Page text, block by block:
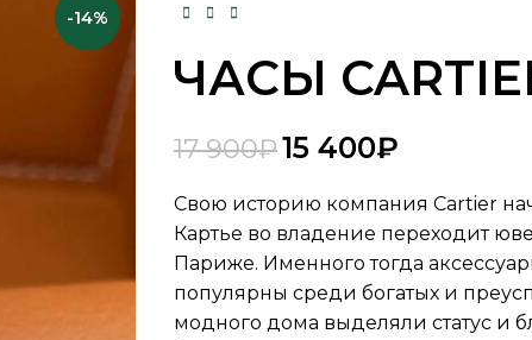
-14%
₽
₽
ЧАСЫ
17 900₽15 400₽
Свою историю компания Cartier
Картье во владение переходит
Париже. Именного тогда
популярны среди богатых и
модного дома выделяли статус и